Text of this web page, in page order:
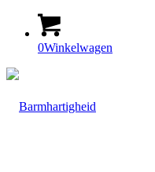
0Winkelwagen